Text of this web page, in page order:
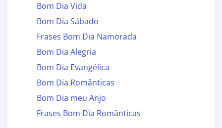
Bom Dia Vida
Bom Dia Sábado
Frases Bom Dia Namorada
Bom Dia Alegria
Bom Dia Evangélica
Bom Dia Românticas
Bom Dia meu Anjo
Frases Bom Dia Românticas